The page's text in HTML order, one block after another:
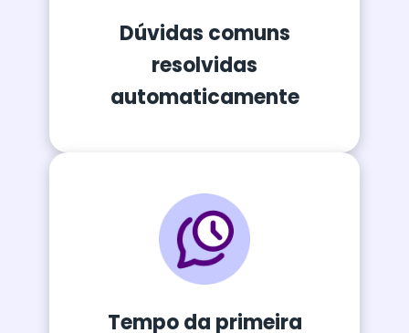
Dúvidas comuns
resolvidas
automaticamente
Tempo da primeira